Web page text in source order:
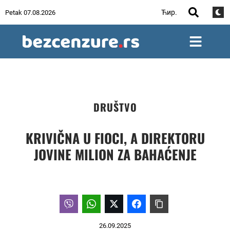
Petak 07.08.2026 Ћир.
DRUŠTVO
KRIVIČNA U FIOCI, A DIREKTORU
JOVINE MILION ZA BAHAĆENJE
26.09.2025